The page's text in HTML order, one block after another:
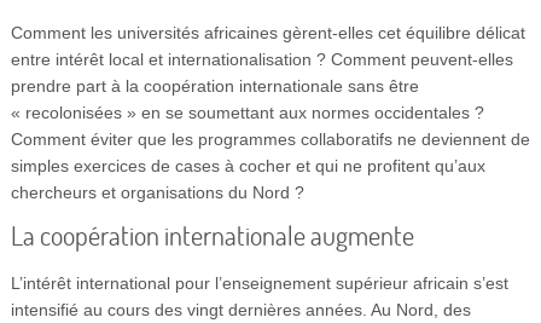
Comment les universités africaines gèrent-elles cet équilibre délicat
entre intérêt local et internationalisation ? Comment peuvent-elles
prendre part à la coopération internationale sans être
« recolonisées » en se soumettant aux normes occidentales ?
Comment éviter que les programmes collaboratifs ne deviennent de
simples exercices de cases à cocher et qui ne profitent qu’aux
chercheurs et organisations du Nord ?
La coopération internationale augmente
L’intérêt international pour l’enseignement supérieur africain s’est
intensifié au cours des vingt dernières années. Au Nord, des